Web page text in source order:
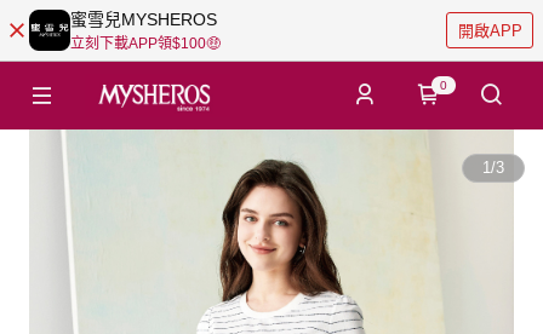
蜜雪兒MYSHEROS
立刻下載APP領$100🤑
開啟APP
0
1/3